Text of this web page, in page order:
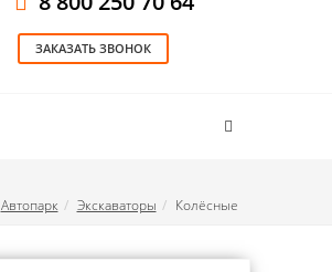
ЗАКАЗАТЬ ЗВОНОК
Автопарк Экскаваторы Колёсные